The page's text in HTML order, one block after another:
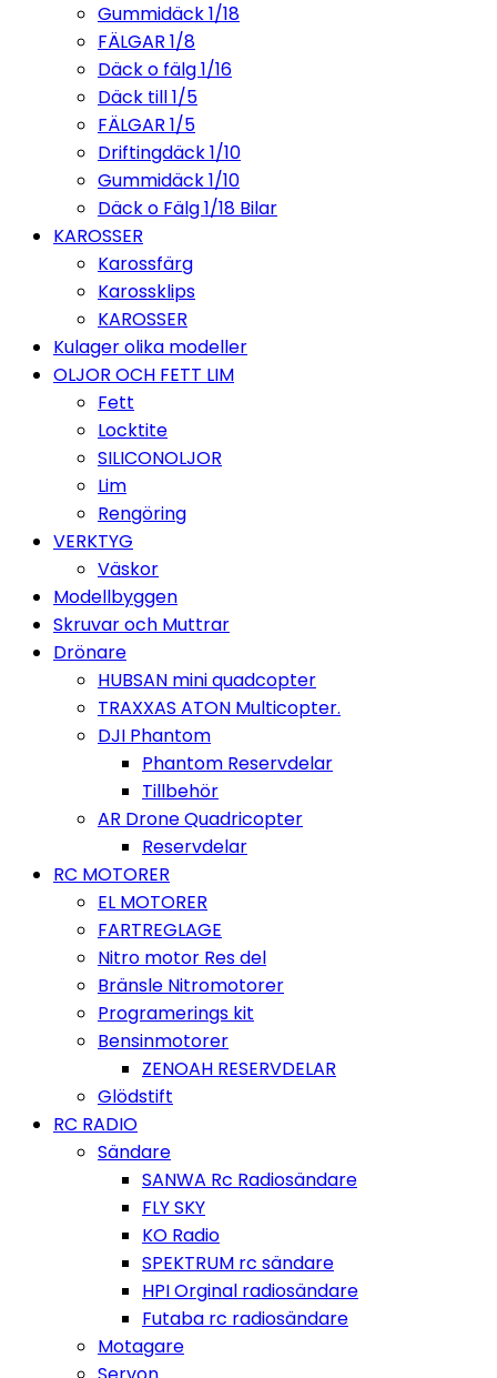
Gummidäck 1/18
FÄLGAR 1/8
Däck o fälg 1/16
Däck till 1/5
FÄLGAR 1/5
Driftingdäck 1/10
Gummidäck 1/10
Däck o Fälg 1/18 Bilar
KAROSSER
Karossfärg
Karossklips
KAROSSER
Kulager olika modeller
OLJOR OCH FETT LIM
Fett
Locktite
SILICONOLJOR
Lim
Rengöring
VERKTYG
Väskor
Modellbyggen
Skruvar och Muttrar
Drönare
HUBSAN mini quadcopter
TRAXXAS ATON Multicopter.
DJI Phantom
Phantom Reservdelar
Tillbehör
AR Drone Quadricopter
Reservdelar
RC MOTORER
EL MOTORER
FARTREGLAGE
Nitro motor Res del
Bränsle Nitromotorer
Programerings kit
Bensinmotorer
ZENOAH RESERVDELAR
Glödstift
RC RADIO
Sändare
SANWA Rc Radiosändare
FLY SKY
KO Radio
SPEKTRUM rc sändare
HPI Orginal radiosändare
Futaba rc radiosändare
Motagare